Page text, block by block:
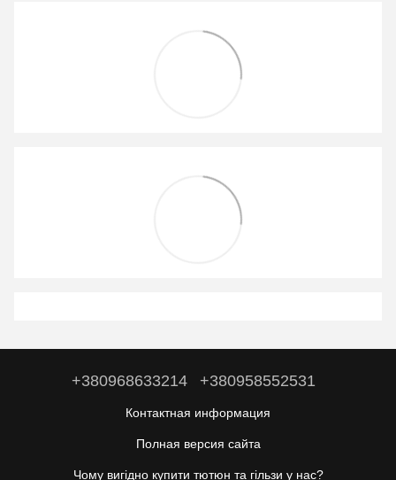
+380968633214 +380958552531
Контактная информация
Полная версия сайта
Чому вигідно купити тютюн та гільзи у нас?